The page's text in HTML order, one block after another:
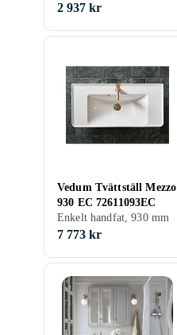
2 937 kr
Vedum Tvättställ Mezzo
930 EC 72611093EC
Enkelt handfat, 930 mm
7 773 kr